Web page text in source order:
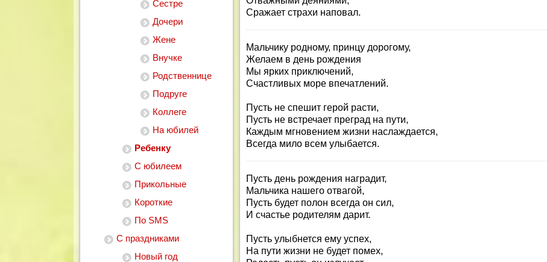
Сестре
Дочери
Жене
Внучке
Родственнице
Подруге
Коллеге
На юбилей
Ребенку
С юбилеем
Прикольные
Короткие
По SMS
С праздниками
Новый год
Сражает страхи наповал.
Мальчику родному, принцу дорогому,
Желаем в день рождения
Мы ярких приключений,
Счастливых море впечатлений.
Пусть не спешит герой расти,
Пусть не встречает преград на пути,
Каждым мгновением жизни наслаждается,
Всегда мило всем улыбается.
Пусть день рождения наградит,
Мальчика нашего отвагой,
Пусть будет полон всегда он сил,
И счастье родителям дарит.
Пусть улыбнется ему успех,
На пути жизни не будет помех,